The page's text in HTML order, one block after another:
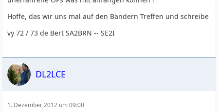
Hoffe, das wir uns mal auf den Bändern Treffen und schreibe
vy 72 / 73 de Bert SA2BRN -- SE2I
DL2LCE
1. Dezember 2012 um 09:00